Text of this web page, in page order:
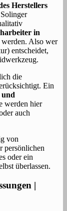
Herstellers
in
werden. Also wer
entscheidet,
die
Ein
werden hier
auch
von
persönlichen
oder ein
überlassen.
|